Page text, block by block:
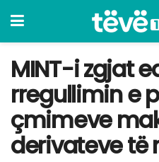
MINT-i zgjat
rregullimin e
çmimeve
derivateve të